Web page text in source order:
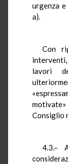
urgenza
a).
Con
lavori
motivate»
Consiglio
4.3.–